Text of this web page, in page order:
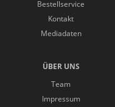
Bestellservice
Kontakt
Mediadaten
ÜBER UNS
Team
Impressum